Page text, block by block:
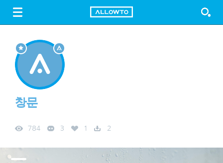
FREE DOWNLOAD
창문
784 3 1 2